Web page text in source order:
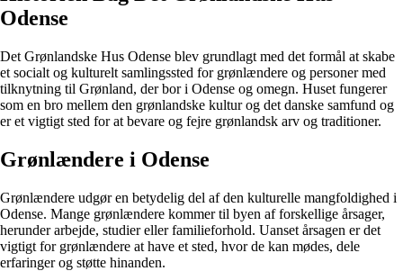
Odense
Det Grønlandske Hus Odense blev grundlagt med det formål at skabe
et socialt og kulturelt samlingssted for grønlændere og personer med
tilknytning til Grønland, der bor i Odense og omegn. Huset fungerer
som en bro mellem den grønlandske kultur og det danske samfund og
er et vigtigt sted for at bevare og fejre grønlandsk arv og traditioner.
Grønlændere i Odense
Grønlændere udgør en betydelig del af den kulturelle mangfoldighed i
Odense. Mange grønlændere kommer til byen af forskellige årsager,
herunder arbejde, studier eller familieforhold. Uanset årsagen er det
vigtigt for grønlændere at have et sted, hvor de kan mødes, dele
erfaringer og støtte hinanden.